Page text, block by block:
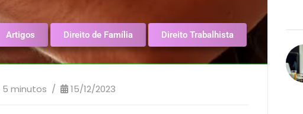
Artigos Direito de Família Direito Trabalhista
5 minutos 15/12/2023